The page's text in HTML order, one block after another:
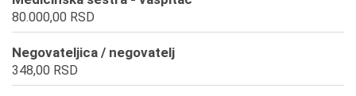
80.000,00 RSD
Negovateljica / negovatelj
348,00 RSD